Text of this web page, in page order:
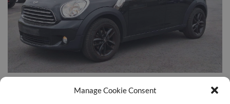
Manage Cookie Consent
MINI Cooper D Countryman 2.0 D Leder